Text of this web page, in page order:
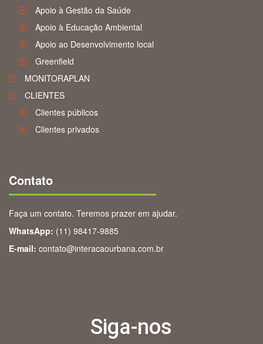
Apoio à Gestão da Saúde
Apoio à Educação Ambiental
Apoio ao Desenvolvimento local
Greenfield
MONITORAPLAN
CLIENTES
Clientes públicos
Clientes privados
Contato
Faça um contato. Teremos prazer em ajudar.
WhatsApp: (11) 98417-9885
E-mail: contato@interacaourbana.com.br
Siga-nos